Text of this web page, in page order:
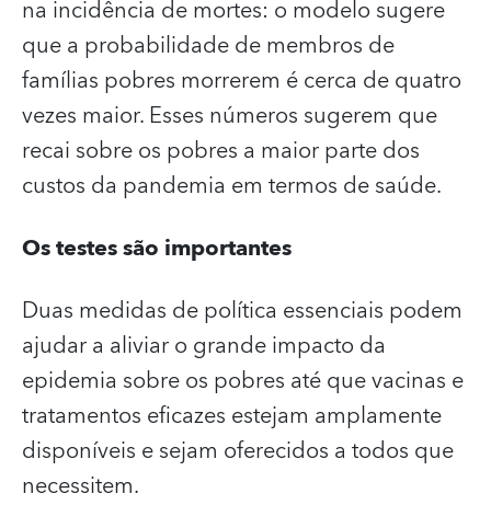
na incidência de mortes: o modelo sugere
que a probabilidade de membros de
famílias pobres morrerem é cerca de quatro
vezes maior. Esses números sugerem que
recai sobre os pobres a maior parte dos
custos da pandemia em termos de saúde.
Os testes são importantes
Duas medidas de política essenciais podem
ajudar a aliviar o grande impacto da
epidemia sobre os pobres até que vacinas e
tratamentos eficazes estejam amplamente
disponíveis e sejam oferecidos a todos que
necessitem.